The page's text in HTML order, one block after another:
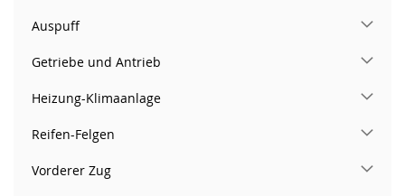
Auspuff
Getriebe und Antrieb
Heizung-Klimaanlage
Reifen-Felgen
Vorderer Zug